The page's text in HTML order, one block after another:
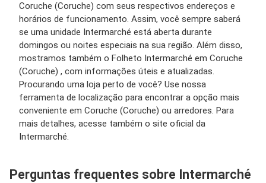
Coruche (Coruche) com seus respectivos endereços e
horários de funcionamento. Assim, você sempre saberá
se uma unidade Intermarché está aberta durante
domingos ou noites especiais na sua região. Além disso,
mostramos também o Folheto Intermarché em Coruche
(Coruche) , com informações úteis e atualizadas.
Procurando uma loja perto de você? Use nossa
ferramenta de localização para encontrar a opção mais
conveniente em Coruche (Coruche) ou arredores. Para
mais detalhes, acesse também o site oficial da
Intermarché.
Perguntas frequentes sobre Intermarché